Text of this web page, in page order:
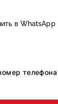
в WhatsApp